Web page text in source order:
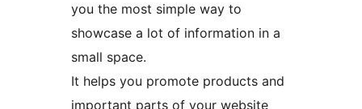
you the most simple way to
showcase a lot of information in a
small space.
It helps you promote products and
important parts of your website